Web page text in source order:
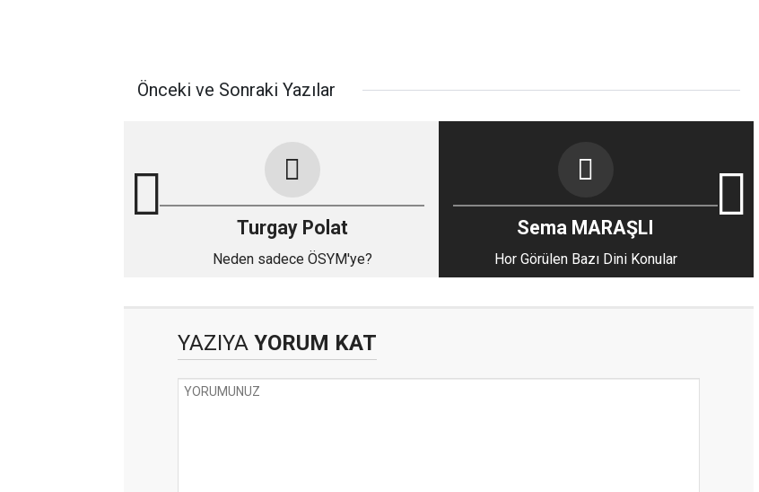
Önceki ve Sonraki Yazılar
Turgay Polat
Neden sadece ÖSYM'ye?
Sema MARAŞLI
Hor Görülen Bazı Dini Konular
YAZIYA YORUM KAT